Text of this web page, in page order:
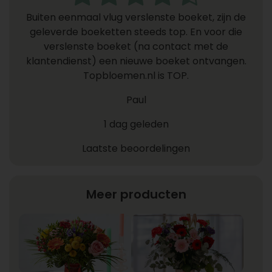
Buiten eenmaal vlug verslenste boeket, zijn de
geleverde boeketten steeds top. En voor die
verslenste boeket (na contact met de
klantendienst) een nieuwe boeket ontvangen.
Topbloemen.nl is TOP.
Paul
1 dag geleden
Laatste beoordelingen
Meer producten